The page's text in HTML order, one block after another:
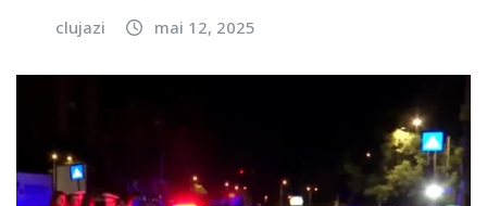
clujazi mai 12, 2025